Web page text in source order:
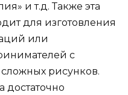
и т.д. Также эта
для изготовления
или
с
рисунков.
достаточно